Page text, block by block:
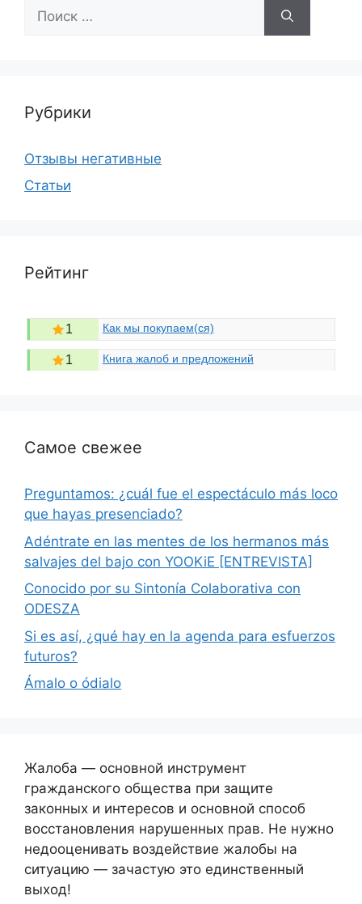
Рубрики
Отзывы негативные
Статьи
Рейтинг
1 Как мы покупаем(ся)
1 Книга жалоб и предложений
Самое свежее
Preguntamos: ¿cuál fue el espectáculo más loco
que hayas presenciado?
Adéntrate en las mentes de los hermanos más
salvajes del bajo con YOOKiE [ENTREVISTA]
Conocido por su Sintonía Colaborativa con
ODESZA
Si es así, ¿qué hay en la agenda para esfuerzos
futuros?
Ámalo o ódialo
Жалоба — основной инструмент
гражданского общества при защите
законных и интересов и основной способ
восстановления нарушенных прав. Не нужно
недооценивать воздействие жалобы на
ситуацию — зачастую это единственный
выход!